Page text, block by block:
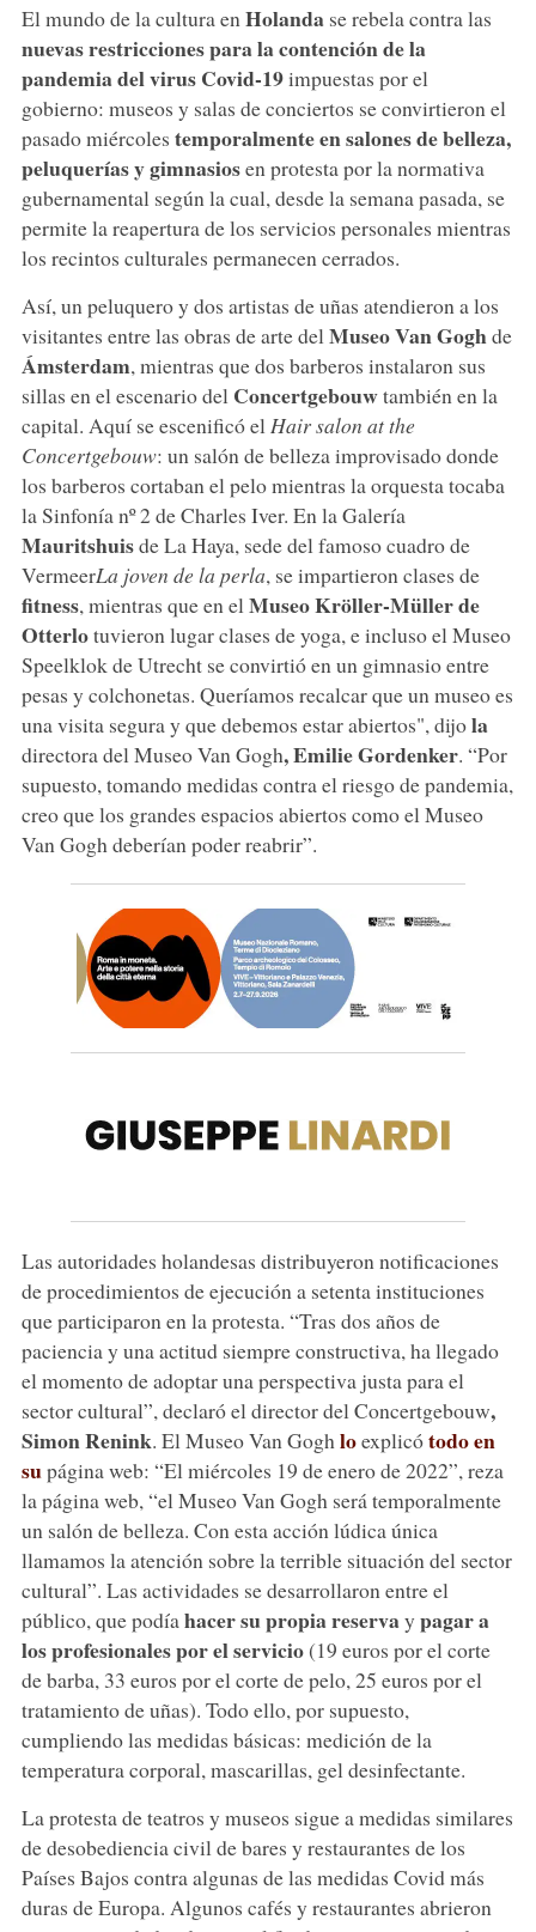
El mundo de la cultura en Holanda se rebela contra las
nuevas restricciones para la contención de la
pandemia del virus Covid-19impuestas por el
gobierno: museos y salas de conciertos se convirtieron el
pasado miércoles temporalmente en salones de belleza,
peluquerías y gimnasiosen protesta por la normativa
gubernamental según la cual, desde la semana pasada, se
permite la reapertura de los servicios personales mientras
los recintos culturales permanecen cerrados.
Así, un peluquero y dos artistas de uñas atendieron a los
visitantes entre las obras de arte del Museo Van Goghde
Ámsterdam, mientras que dos barberos instalaron sus
sillas en el escenario del Concertgebouwtambién en la
capital. Aquí se escenificó el Hair salon at the
Concertgebouw: un salón de belleza improvisado donde
los barberos cortaban el pelo mientras la orquesta tocaba
la Sinfonía nº 2 de Charles Iver. En la Galería
Mauritshuisde La Haya, sede del famoso cuadro de
VermeerLa joven dela perla, se impartieron clases de
fitness, mientras que en el Museo Kröller-Müller de
Otterlotuvieron lugar clases de yoga, e incluso el Museo
Speelklok de Utrecht se convirtió en un gimnasio entre
pesas y colchonetas. Queríamos recalcar que un museo es
una visita segura y que debemos estar abiertos", dijola
directora del Museo Van Gogh, Emilie Gordenker. “Por
supuesto, tomando medidas contra el riesgo de pandemia,
creo que los grandes espacios abiertos como el Museo
Van Gogh deberían poder reabrir”.
Las autoridades holandesas distribuyeron notificaciones
de procedimientos de ejecución a setenta instituciones
que participaron en la protesta. “Tras dos años de
paciencia y una actitud siempre constructiva, ha llegado
el momento de adoptar una perspectiva justa para el
sector cultural”, declaró el director del Concertgebouw,
Simon Renink. El Museo Van Gogh loexplicótodo en
supágina web: “El miércoles 19 de enero de 2022”, reza
la página web, “el Museo Van Gogh será temporalmente
un salón de belleza. Con esta acción lúdica única
llamamos la atención sobre la terrible situación del sector
cultural”. Las actividades se desarrollaron entre el
público, que podía hacer su propia reservay pagar a
los profesionales por el servicio(19 euros por el corte
de barba, 33 euros por el corte de pelo, 25 euros por el
tratamiento de uñas). Todo ello, por supuesto,
cumpliendo las medidas básicas: medición de la
temperatura corporal, mascarillas, gel desinfectante.
La protesta de teatros y museos sigue a medidas similares
de desobediencia civil de bares y restaurantes de los
Países Bajos contra algunas de las medidas Covid más
duras de Europa. Algunos cafés y restaurantes abrieron